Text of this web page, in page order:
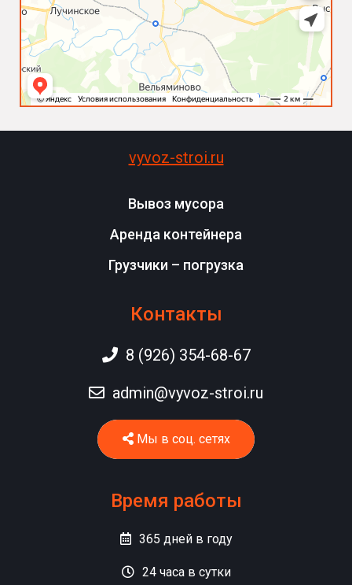
vyvoz-stroi.ru
Вывоз мусора
Аренда контейнера
Грузчики – погрузка
Контакты
8 (926) 354-68-67
admin@vyvoz-stroi.ru
Мы в соц. сетях
Время работы
365 дней в году
24часа в сутки